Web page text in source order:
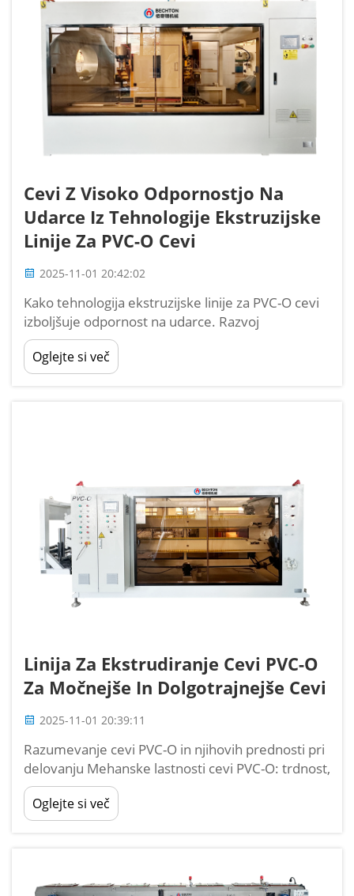
Cevi Z Visoko Odpornostjo Na
Udarce Iz Tehnologije Ekstruzijske
Linije Za PVC-O Cevi
2025-11-01 20:42:02
Kako tehnologija ekstruzijske linije za PVC-O cevi
izboljšuje odpornost na udarce. Razvoj
tehnologije PVC-O in načela molekularne
orientacije. Razvoj moderne PVC-O dejansko
izhaja iz običajne proizvodnje PVC-U, kar je
Oglejte si več
Linija Za Ekstrudiranje Cevi PVC-O
Za Močnejše In Dolgotrajnejše Cevi
2025-11-01 20:39:11
Razumevanje cevi PVC-O in njihovih prednosti pri
delovanju Mehanske lastnosti cevi PVC-O: trdnost,
odpornost na udarce in vzdržljivost Cevi PVC-O
(orijentirani polivinil klorid) zagotavljajo odlično
mehansko zmogljivost z dvosmerno orientacijo...
Oglejte si več